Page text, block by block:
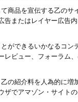
商品を宣伝する乙の
告またはレイヤー広告
ができるいかなるコ
レビュー、フォーラム
の紹介料を人為的に
ザでアマゾン・サイト